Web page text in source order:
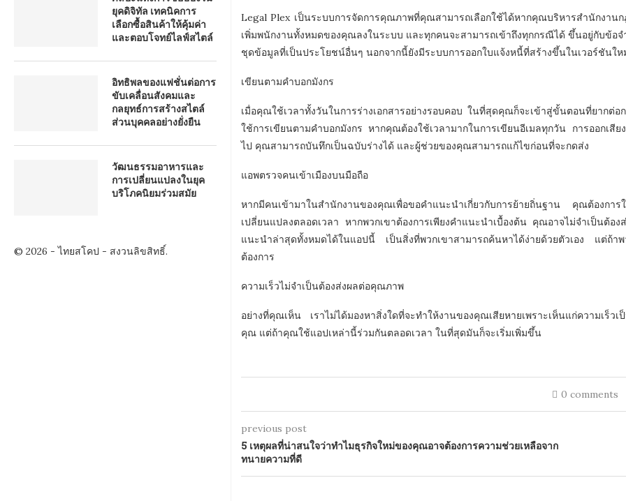
ยุคดิจิทัล เทคนิคการ
เลือกซื้อสินค้าให้คุ้มค่า
และตอบโจทย์ไลฟ์สไตล์
อิทธิพลของแฟชั่นต่อการ
ขับเคลื่อนสังคมและ
กลยุทธ์การสร้างสไตล์
ส่วนบุคคลอย่างยั่งยืน
วัฒนธรรมอาหารและ
การเปลี่ยนแปลงในยุค
บริโภคนิยมร่วมสมัย
© 2026 - ไทยสโคป - สงวนลิขสิทธิ์.
Legal Plex เป็นระบบการจัดการคุณภาพที่คุณสามารถเลือกใช้ได้หากคุณบริหารสำนักงา
เพิ่มพนักงานทั้งหมดของคุณลงในระบบ และทุกคนจะสามารถเข้าถึงทุกกรณีได้ ขึ้นอยู่กับข้
ชุดข้อมูลที่เป็นประโยชน์อื่นๆ นอกจากนี้ยังมีระบบการออกใบแจ้งหนี้ที่สร้างขึ้นในเวอร์ชันใ
เขียนตามคำบอกมังกร
เมื่อคุณใช้เวลาทั้งวันในการร่างเอกสารอย่างรอบคอบ ในที่สุดคุณก็จะเข้าสู่ขั้นตอนที่ยาก
ใช้การเขียนตามคำบอกมังกร หากคุณต้องใช้เวลามากในการเขียนอีเมลทุกวัน การออกเสี
ไป คุณสามารถบันทึกเป็นฉบับร่างได้ และผู้ช่วยของคุณสามารถแก้ไขก่อนที่จะกดส่ง
แอพตรวจคนเข้าเมืองบนมือถือ
หากมีคนเข้ามาในสำนักงานของคุณเพื่อขอคำแนะนำเกี่ยวกับการย้ายถิ่นฐาน คุณต้องกา
เปลี่ยนแปลงตลอดเวลา หากพวกเขาต้องการเพียงคำแนะนำเบื้องต้น คุณอาจไม่จำเป็นต้อ
แนะนำล่าสุดทั้งหมดได้ในแอปนี้ เป็นสิ่งที่พวกเขาสามารถค้นหาได้ง่ายด้วยตัวเอง แต่ถ้
ต้องการ
ความเร็วไม่จำเป็นต้องส่งผลต่อคุณภาพ
อย่างที่คุณเห็น เราไม่ได้มองหาสิ่งใดที่จะทำให้งานของคุณเสียหายเพราะเห็นแก่ความเร็
คุณ แต่ถ้าคุณใช้แอปเหล่านี้ร่วมกันตลอดเวลา ในที่สุดมันก็จะเริ่มเพิ่มขึ้น
0 comments
previous post
5 เหตุผลที่น่าสนใจว่าทำไมธุรกิจใหม่ของคุณอาจต้องการความช่วยเหลือจาก
ทนายความที่ดี